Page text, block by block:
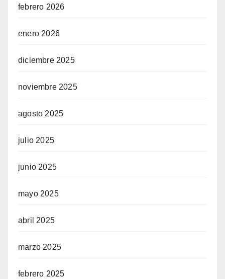
febrero 2026
enero 2026
diciembre 2025
noviembre 2025
agosto 2025
julio 2025
junio 2025
mayo 2025
abril 2025
marzo 2025
febrero 2025